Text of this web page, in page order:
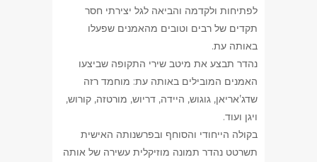
לפתיחות ולקדמה והביאה לגל יצירתי חסר
תקדים של רבים וטובים מהאמנים שפעלו
באותה עת.
נהדר תבצע את מיטב שירי התקופה שביצעו
האמנים המובילים באותה עת: מוחמד רזה
שדג’אריאן, גוגוש, היידה, דריוש, מורטזה, קורוש,
ויגן ועוד.
בקולה הייחודי והסוחף ובפרשנותה האישית
תשרטט נהדר תמונה מוזיקלית עשירה של אותה